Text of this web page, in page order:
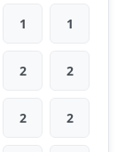
1 1
2 2
2 2